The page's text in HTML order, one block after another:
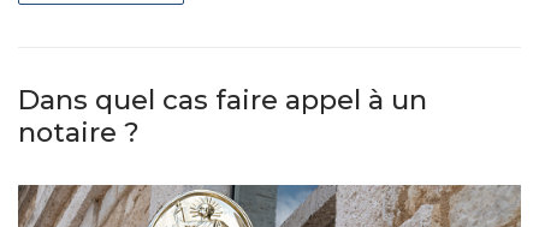
Dans quel cas faire appel à un
notaire ?